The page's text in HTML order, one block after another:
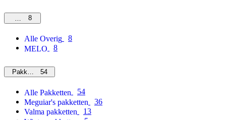
Overig
8
Alle Overig
8
MELO
8
Pakketten54
Alle Pakketten
54
Meguiar's pakketten
36
Valma pakketten
13